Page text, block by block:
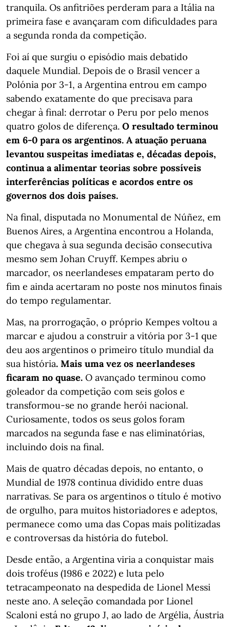
tranquila. Os anfitriões perderam para a Itália na
primeira fase e avançaram com dificuldades para
a segunda ronda da competição.
Foi aí que surgiu o episódio mais debatido
daquele Mundial. Depois de o Brasil vencer a
Polónia por 3-1, a Argentina entrou em campo
sabendo exatamente do que precisava para
chegar à final: derrotar o Peru por pelo menos
quatro golos de diferença. O resultado terminou
em 6-0 para os argentinos. A atuação peruana
levantou suspeitas imediatas e, décadas depois,
continua a alimentar teorias sobre possíveis
interferências políticas e acordos entre os
governos dos dois países.
Na final, disputada no Monumental de Núñez, em
Buenos Aires, a Argentina encontrou a Holanda,
que chegava à sua segunda decisão consecutiva
mesmo sem Johan Cruyff. Kempes abriu o
marcador, os neerlandeses empataram perto do
fim e ainda acertaram no poste nos minutos finais
do tempo regulamentar.
Mas, na prorrogação, o próprio Kempes voltou a
marcar e ajudou a construir a vitória por 3-1 que
deu aos argentinos o primeiro título mundial da
sua história. Mais uma vez os neerlandeses
ficaram no quase. O avançado terminou como
goleador da competição com seis golos e
transformou-se no grande herói nacional.
Curiosamente, todos os seus golos foram
marcados na segunda fase e nas eliminatórias,
incluindo dois na final.
Mais de quatro décadas depois, no entanto, o
Mundial de 1978 continua dividido entre duas
narrativas. Se para os argentinos o título é motivo
de orgulho, para muitos historiadores e adeptos,
permanece como uma das Copas mais politizadas
e controversas da história do futebol.
Desde então, a Argentina viria a conquistar mais
dois troféus (1986 e 2022) e luta pelo
tetracampeonato na despedida de Lionel Messi
neste ano. A seleção comandada por Lionel
Scaloni está no grupo J, ao lado de Argélia, Áustria